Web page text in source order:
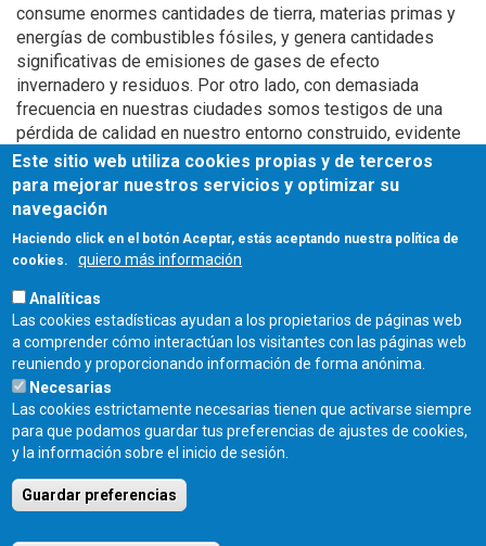
consume enormes cantidades de tierra, materias primas y
energías de combustibles fósiles, y genera cantidades
significativas de emisiones de gases de efecto
invernadero y residuos. Por otro lado, con demasiada
frecuencia en nuestras ciudades somos testigos de una
pérdida de calidad en nuestro entorno construido, evidente
en la trivialización de la construcción, la falta de valores de
diseño y el deterioro del tejido histórico.
Más información
publicación
Fuente
CSCAE
Fecha de publicación:
Jueves, 9 Mayo, 2024
Miguel Íscar 17, 2º Dcha., 47001 Valladolid - TEL. 983 390 677 -
Este sitio web utiliza cookies propias y de terceros
para mejorar nuestros servicios y optimizar su
navegación
Haciendo click en el botón Aceptar, estás aceptando nuestra política de
cookies.
quiero más información
Analíticas
Las cookies estadísticas ayudan a los propietarios de páginas web
a comprender cómo interactúan los visitantes con las páginas web
reuniendo y proporcionando información de forma anónima.
Necesarias
Las cookies estrictamente necesarias tienen que activarse siempre
para que podamos guardar tus preferencias de ajustes de cookies,
y la información sobre el inicio de sesión.
Guardar preferencias